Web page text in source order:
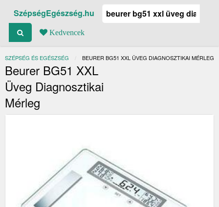
SzépségEgészség.hu
Kedvencek
SZÉPSÉG ÉS EGÉSZSÉG JELENLEGI:
BEURER BG51 XXL ÜVEG DIAGNOSZTIKAI MÉRLEG
Beurer BG51 XXL
Üveg Diagnosztikai
Mérleg